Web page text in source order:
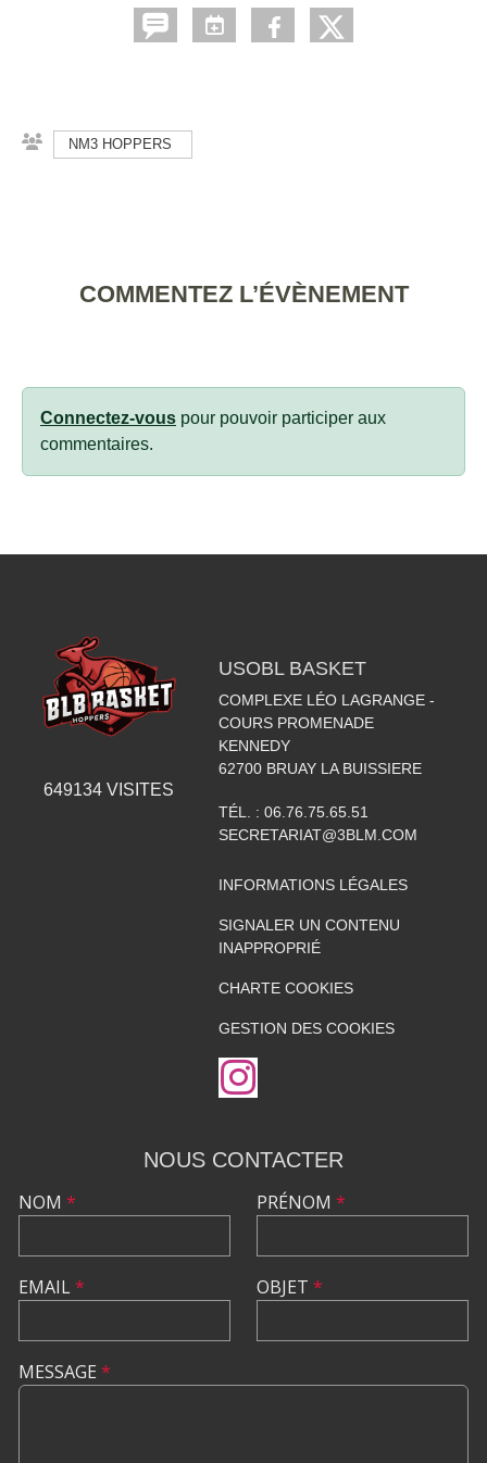
NM3 HOPPERS
COMMENTEZ L’ÉVÈNEMENT
Connectez-vous pour pouvoir participer aux
commentaires.
649134 VISITES
USOBL BASKET
COMPLEXE LÉO LAGRANGE -
COURS PROMENADE
KENNEDY
62700 BRUAY LA BUISSIERE
TÉL. : 06.76.75.65.51
SECRETARIAT@3BLM.COM
INFORMATIONS LÉGALES
SIGNALER UN CONTENU
INAPPROPRIÉ
CHARTE COOKIES
GESTION DES COOKIES
NOUS CONTACTER
NOM *
EMAIL*
PRÉNOM *
OBJET *
MESSAGE *